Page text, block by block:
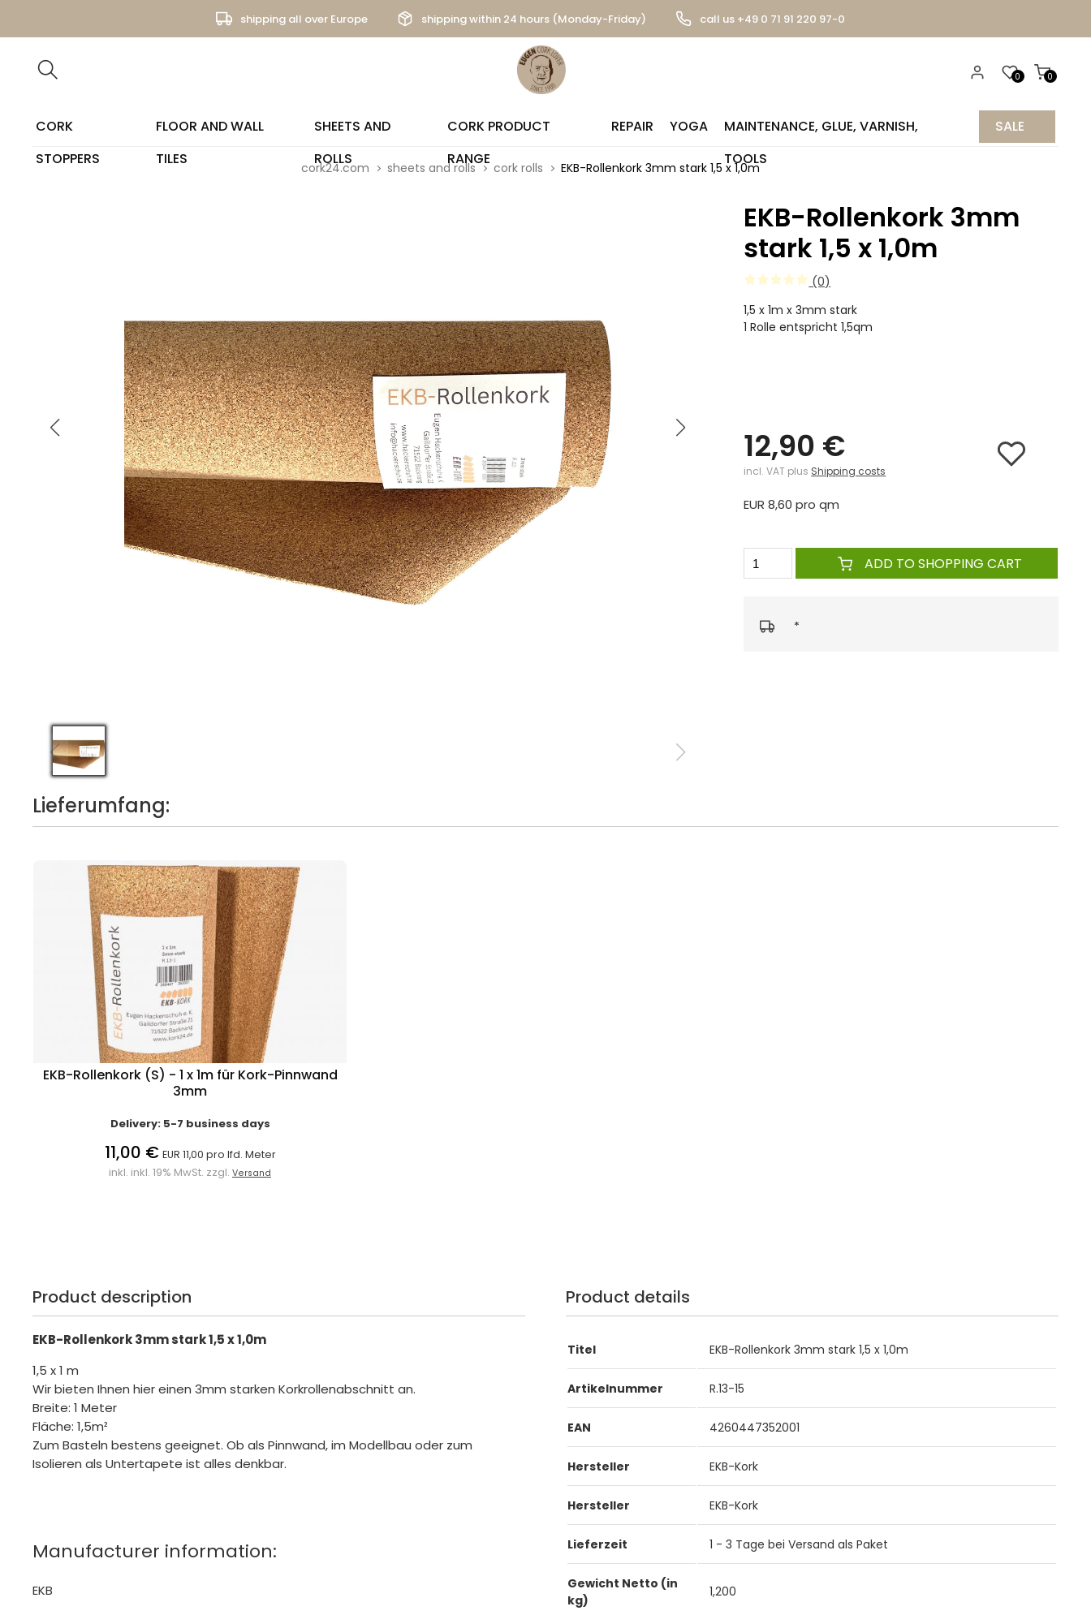
shipping all over Europe shipping within 24 hours (Monday-Friday) call us +49 0 71 91 220 97-0
0
0
CORK
STOPPERS
FLOOR AND WALL
TILES
SHEETS AND
ROLLS
CORK PRODUCT
RANGE
REPAIR YOGA
MAINTENANCE, GLUE, VARNISH,
TOOLS
SALE
cork24.com sheets and rolls cork rolls EKB-Rollenkork 3mm stark 1,5 x 1,0m
EKB-Rollenkork 3mm
stark 1,5 x 1,0m
(0)
1,5 x 1m x 3mm stark
1 Rolle entspricht 1,5qm
12,90 €
incl. VAT plus Shipping costs
EUR 8,60 pro qm
ADD TO SHOPPING CART
*
Lieferumfang:
EKB-Rollenkork (S) - 1 x 1m für Kork-Pinnwand
3mm
Delivery: 5-7 business days
11,00 € EUR 11,00 pro lfd. Meter
inkl. inkl. 19% MwSt. zzgl.Versand
Product description
EKB-Rollenkork 3mm stark 1,5 x 1,0m
1,5 x 1 m
Wir bieten Ihnen hier einen 3mm starken Korkrollenabschnitt an.
Breite: 1 Meter
Fläche: 1,5m²
Zum Basteln bestens geeignet. Ob als Pinnwand, im Modellbau oder zum
Isolieren als Untertapete ist alles denkbar.
Manufacturer information:
EKB
Product details
Titel EKB-Rollenkork 3mm stark 1,5 x 1,0m
Artikelnummer R.13-15
EAN 4260447352001
Hersteller EKB-Kork
Hersteller EKB-Kork
Lieferzeit 1 - 3 Tage bei Versand als Paket
Gewicht Netto (in
kg)
1,200